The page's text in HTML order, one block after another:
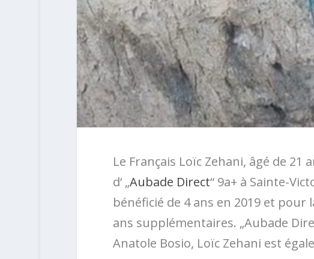
Le Français Loïc Zehani, âgé de 21
d‘ „Aubade Direct“ 9a+ à Sainte-
bénéficié de 4 ans en 2019 et pour
ans supplémentaires. „Aubade
Anatole Bosio, Loïc Zehani est